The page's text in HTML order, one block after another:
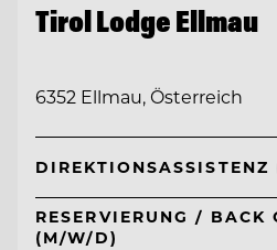
Tirol Lodge Ellmau
6352 Ellmau, Österreich
RESERVIERUNG / BACK
(M/W/D)